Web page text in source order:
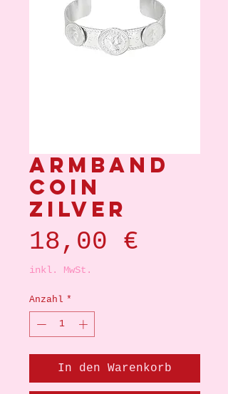
Armband
coin
zilver
18,00 €
inkl. MwSt.
Anzahl *
In den Warenkorb